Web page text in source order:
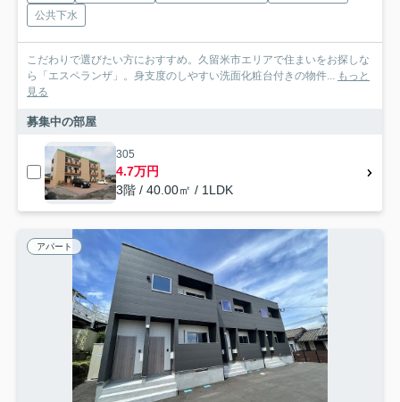
公共下水
こだわりで選びたい方におすすめ。久留米市エリアで住まいをお探しな
ら「エスペランザ」。身支度のしやすい洗面化粧台付きの物件... もっと
見る
募集中の部屋
305
4.7万円
3階 / 40.00㎡ / 1LDK
アパート